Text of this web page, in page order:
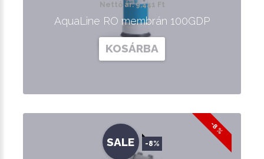
Nettó ár: 9,441 Ft
AquaLine RO membrán 100GDP
KOSÁRBA
-8 %
SALE -8%